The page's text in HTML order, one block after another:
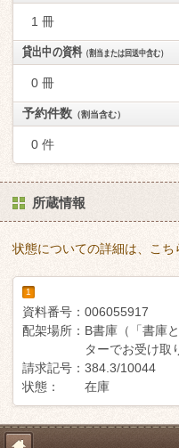
1 冊
貸出中の資料（割当または回送中含む）
0 冊
予約件数 （割当含む）
0 件
所蔵情報
状態についての詳細は、こち
1
資料番号： 006055917
配架場所： B書庫（「書庫
ターでお受け取
請求記号： 384.3/10044
状態：
在庫